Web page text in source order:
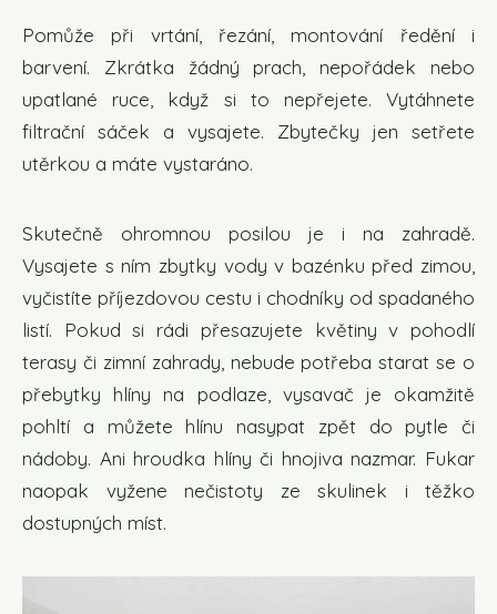
Pomůže při vrtání, řezání, montování ředění i
barvení. Zkrátka žádný prach, nepořádek nebo
upatlané ruce, když si to nepřejete. Vytáhnete
filtrační sáček a vysajete. Zbytečky jen setřete
utěrkou a máte vystaráno.
Skutečně ohromnou posilou je i na zahradě.
Vysajete s ním zbytky vody v bazénku před zimou,
vyčistíte příjezdovou cestu i chodníky od spadaného
listí. Pokud si rádi přesazujete květiny v pohodlí
terasy či zimní zahrady, nebude potřeba starat se o
přebytky hlíny na podlaze, vysavač je okamžitě
pohltí a můžete hlínu nasypat zpět do pytle či
nádoby. Ani hroudka hlíny či hnojiva nazmar. Fukar
naopak vyžene nečistoty ze skulinek i těžko
dostupných míst.